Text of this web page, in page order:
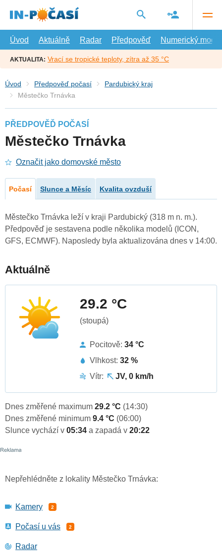
hlavní
Úvod
Aktuálně Radar Předpověď Numerický model
AKTUALITA: Vrací se tropické teploty, zítra až 35 °C
Úvod Předpověď počasí
Pardubický kraj
Městečko Trnávka
PŘEDPOVĚĎ POČASÍ
Městečko Trnávka
Označit jako domovské město
Počasí Slunce a Měsíc Kvalita ovzduší
Městečko Trnávka leží v kraji Pardubický (318 m n. m.).
Předpověď je sestavena podle několika modelů (ICON,
GFS, ECMWF). Naposledy byla aktualizována dnes v 14:00.
Aktuálně
29.2 °C
(stoupá)
Pocitově: 34 °C
Vlhkost: 32 %
Vítr:
JV, 0 km/h
Dnes změřené maximum 29.2 °C (14:30)
Dnes změřené minimum 9.4 °C (06:00)
Slunce vychází v 05:34 a zapadá v 20:22
Nepřehlédněte z lokality Městečko Trnávka:
Kamery 2
Počasí u vás 2
Radar